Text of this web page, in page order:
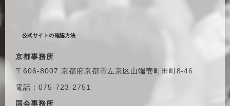
公式サイトの確認方法
京都事務所
〒606-8007 京都府京都市左京区山端壱町田町8-46
電話：075-723-2751
国会事務所